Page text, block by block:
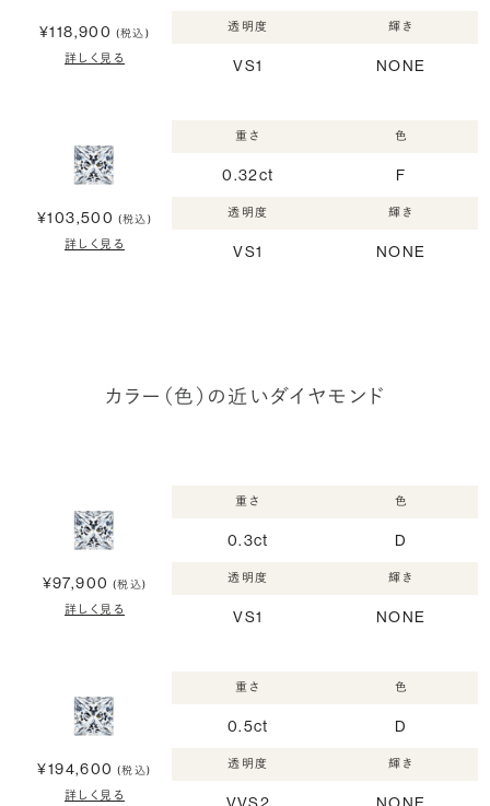
¥118,900 (税込)
詳しく見る
透明度
VS1
輝き
NONE
¥103,500 (税込)
詳しく見る
重さ
0.32ct
色
F
透明度
VS1
輝き
NONE
カラー（色）の近いダイヤモンド
¥97,900 (税込)
詳しく見る
重さ
0.3ct
色
D
透明度
VS1
輝き
NONE
¥194,600 (税込)
詳しく見る
重さ
0.5ct
色
D
透明度 輝き